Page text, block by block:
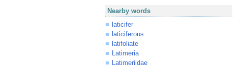
Nearby words
laticifer
laticiferous
latifoliate
Latimeria
Latimeriidae